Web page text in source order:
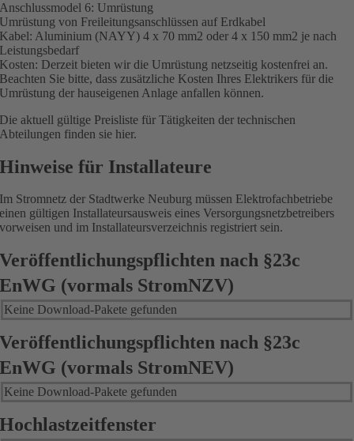
Anschlussmodel 6: Umrüstung
Umrüstung von Freileitungsanschlüssen auf Erdkabel
Kabel: Aluminium (NAYY) 4 x 70 mm2 oder 4 x 150 mm2 je nach
Leistungsbedarf
Kosten: Derzeit bieten wir die Umrüstung netzseitig kostenfrei an.
Beachten Sie bitte, dass zusätzliche Kosten Ihres Elektrikers für die
Umrüstung der hauseigenen Anlage anfallen können.
Die aktuell gültige Preisliste für Tätigkeiten der technischen
Abteilungen finden sie hier.
Hinweise für Installateure
Im Stromnetz der Stadtwerke Neuburg müssen Elektrofachbetriebe
einen gültigen Installateursausweis eines Versorgungsnetzbetreibers
vorweisen und im Installateursverzeichnis registriert sein.
Veröffentlichungspflichten nach §23c
EnWG (vormals StromNZV)
Keine Download-Pakete gefunden
Veröffentlichungspflichten nach §23c
EnWG (vormals StromNEV)
Keine Download-Pakete gefunden
Hochlastzeitfenster